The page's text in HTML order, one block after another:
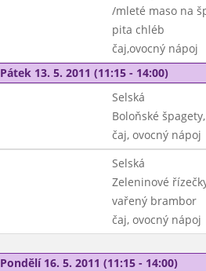
/mleté maso na
pita chléb
čaj,ovocný nápoj
Pátek 13. 5. 2011 (11:15 - 14:00)
Selská
Boloňské
čaj, ovocný nápoj
Selská
Zeleninové
vařený brambor
čaj, ovocný nápoj
Pondělí 16. 5. 2011 (11:15 - 14:00)